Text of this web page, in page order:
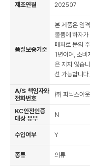
제조연월 202507
품질보증기준
본 제품은 엄
물품에 하자
매처로 문의
1년이며, 소비
은 지지 않습
선 가능합니다.
A/S 책임자와
전화번호
㈜ 피닉스아
KC안전인증
대상 유무
N
수입여부 Y
종류 의류